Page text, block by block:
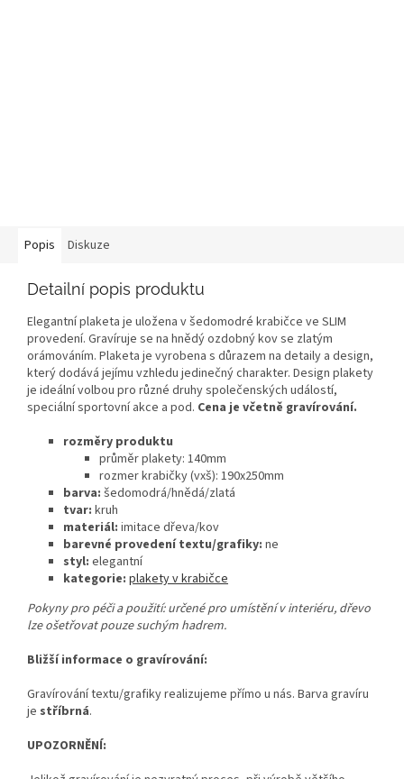
Popis Diskuze
Detailní popis produktu
Elegantní plaketa je uložena v šedomodré krabičce ve SLIM
provedení. Gravíruje se na hnědý ozdobný kov se zlatým
orámováním. Plaketa je vyrobena s důrazem na detaily a design,
který dodává jejímu vzhledu jedinečný charakter. Design plakety
je ideální volbou pro různé druhy společenských událostí,
speciální sportovní akce a pod. Cena je včetně gravírování.
rozměry produktu
průměr plakety: 140mm
rozmer krabičky (vxš): 190x250mm
barva: šedomodrá/hnědá/zlatá
tvar: kruh
materiál: imitace dřeva/kov
barevné provedení textu/grafiky: ne
styl: elegantní
kategorie: plakety v krabičce
Pokyny pro péči a použití: určené pro umístění v interiéru, dřevo
lze ošetřovat pouze suchým hadrem.
Bližší informace o gravírování:
Gravírování textu/grafiky realizujeme přímo u nás. Barva gravíru
je stříbrná.
UPOZORNĚNÍ: